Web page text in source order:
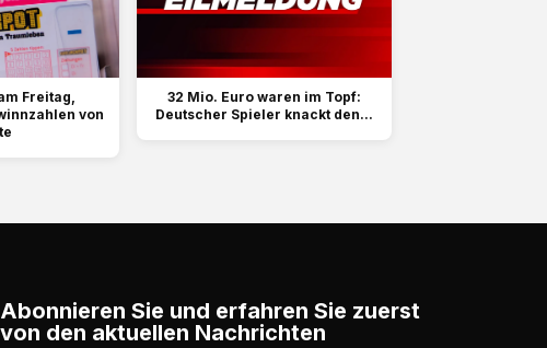
Freitag,
von
32 Mio. Euro waren im Topf:
Deutscher Spieler knackt den...
Abonnieren Sie und erfahren Sie zuerst
von den aktuellen Nachrichten